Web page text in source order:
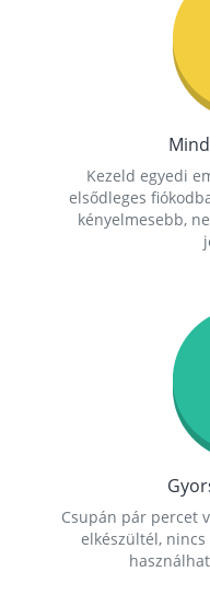
Kezeld egyedi
elsődleges
kényelmesebb,
Csupán pár percet
elkészültél,